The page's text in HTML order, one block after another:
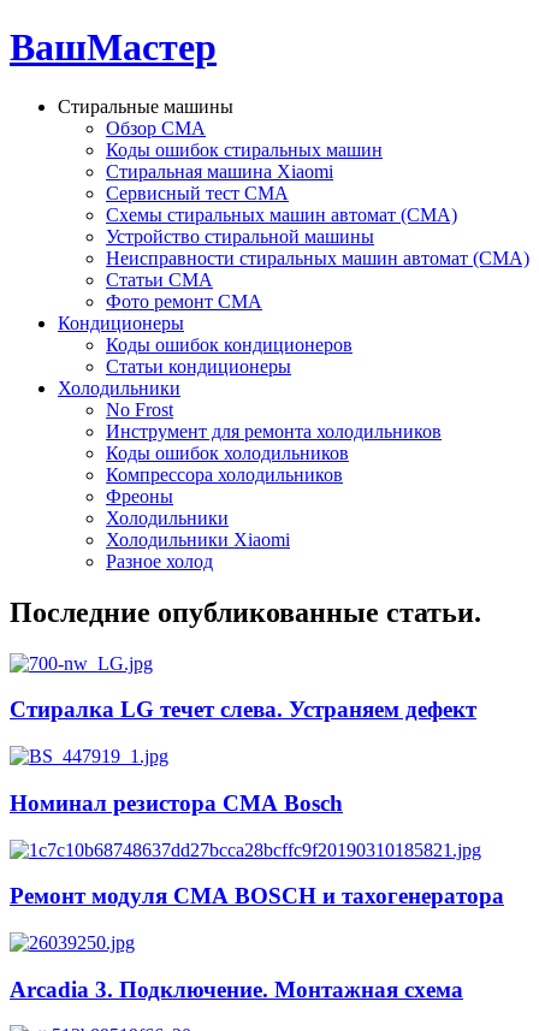
ВашМастер
Стиральные машины
Обзор СМА
Коды ошибок стиральных машин
Стиральная машина Xiaomi
Сервисный тест СМА
Схемы стиральных машин автомат (СМА)
Устройство стиральной машины
Неисправности стиральных машин автомат (СМА)
Статьи СМА
Фото ремонт СМА
Кондиционеры
Коды ошибок кондиционеров
Статьи кондиционеры
Холодильники
No Frost
Инструмент для ремонта холодильников
Коды ошибок холодильников
Компрессора холодильников
Фреоны
Холодильники
Холодильники Xiaomi
Разное холод
Последние опубликованные статьи.
Стиралка LG течет слева. Устраняем дефект
Номинал резистора СМА Bosch
Ремонт модуля СМА BOSCH и тахогенератора
Arcadia 3. Подключение. Монтажная схема